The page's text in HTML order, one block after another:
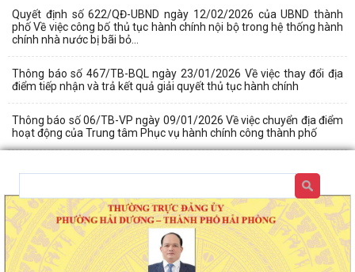
Quyết định số 622/QĐ-UBND ngày 12/02/2026 của UBND thành
phố Về việc công bố thủ tục hành chính nội bộ trong hệ thống hành
chính nhà nước bị bãi bỏ...
Thông báo số 467/TB-BQL ngày 23/01/2026 Về việc thay đổi địa
điểm tiếp nhận và trả kết quả giải quyết thủ tục hành chính
Thông báo số 06/TB-VP ngày 09/01/2026 Về việc chuyển địa điểm
hoạt động của Trung tâm Phục vụ hành chính công thành phố